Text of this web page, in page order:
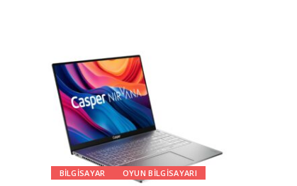
BILGISAYAR OYUN BILGISAYARI